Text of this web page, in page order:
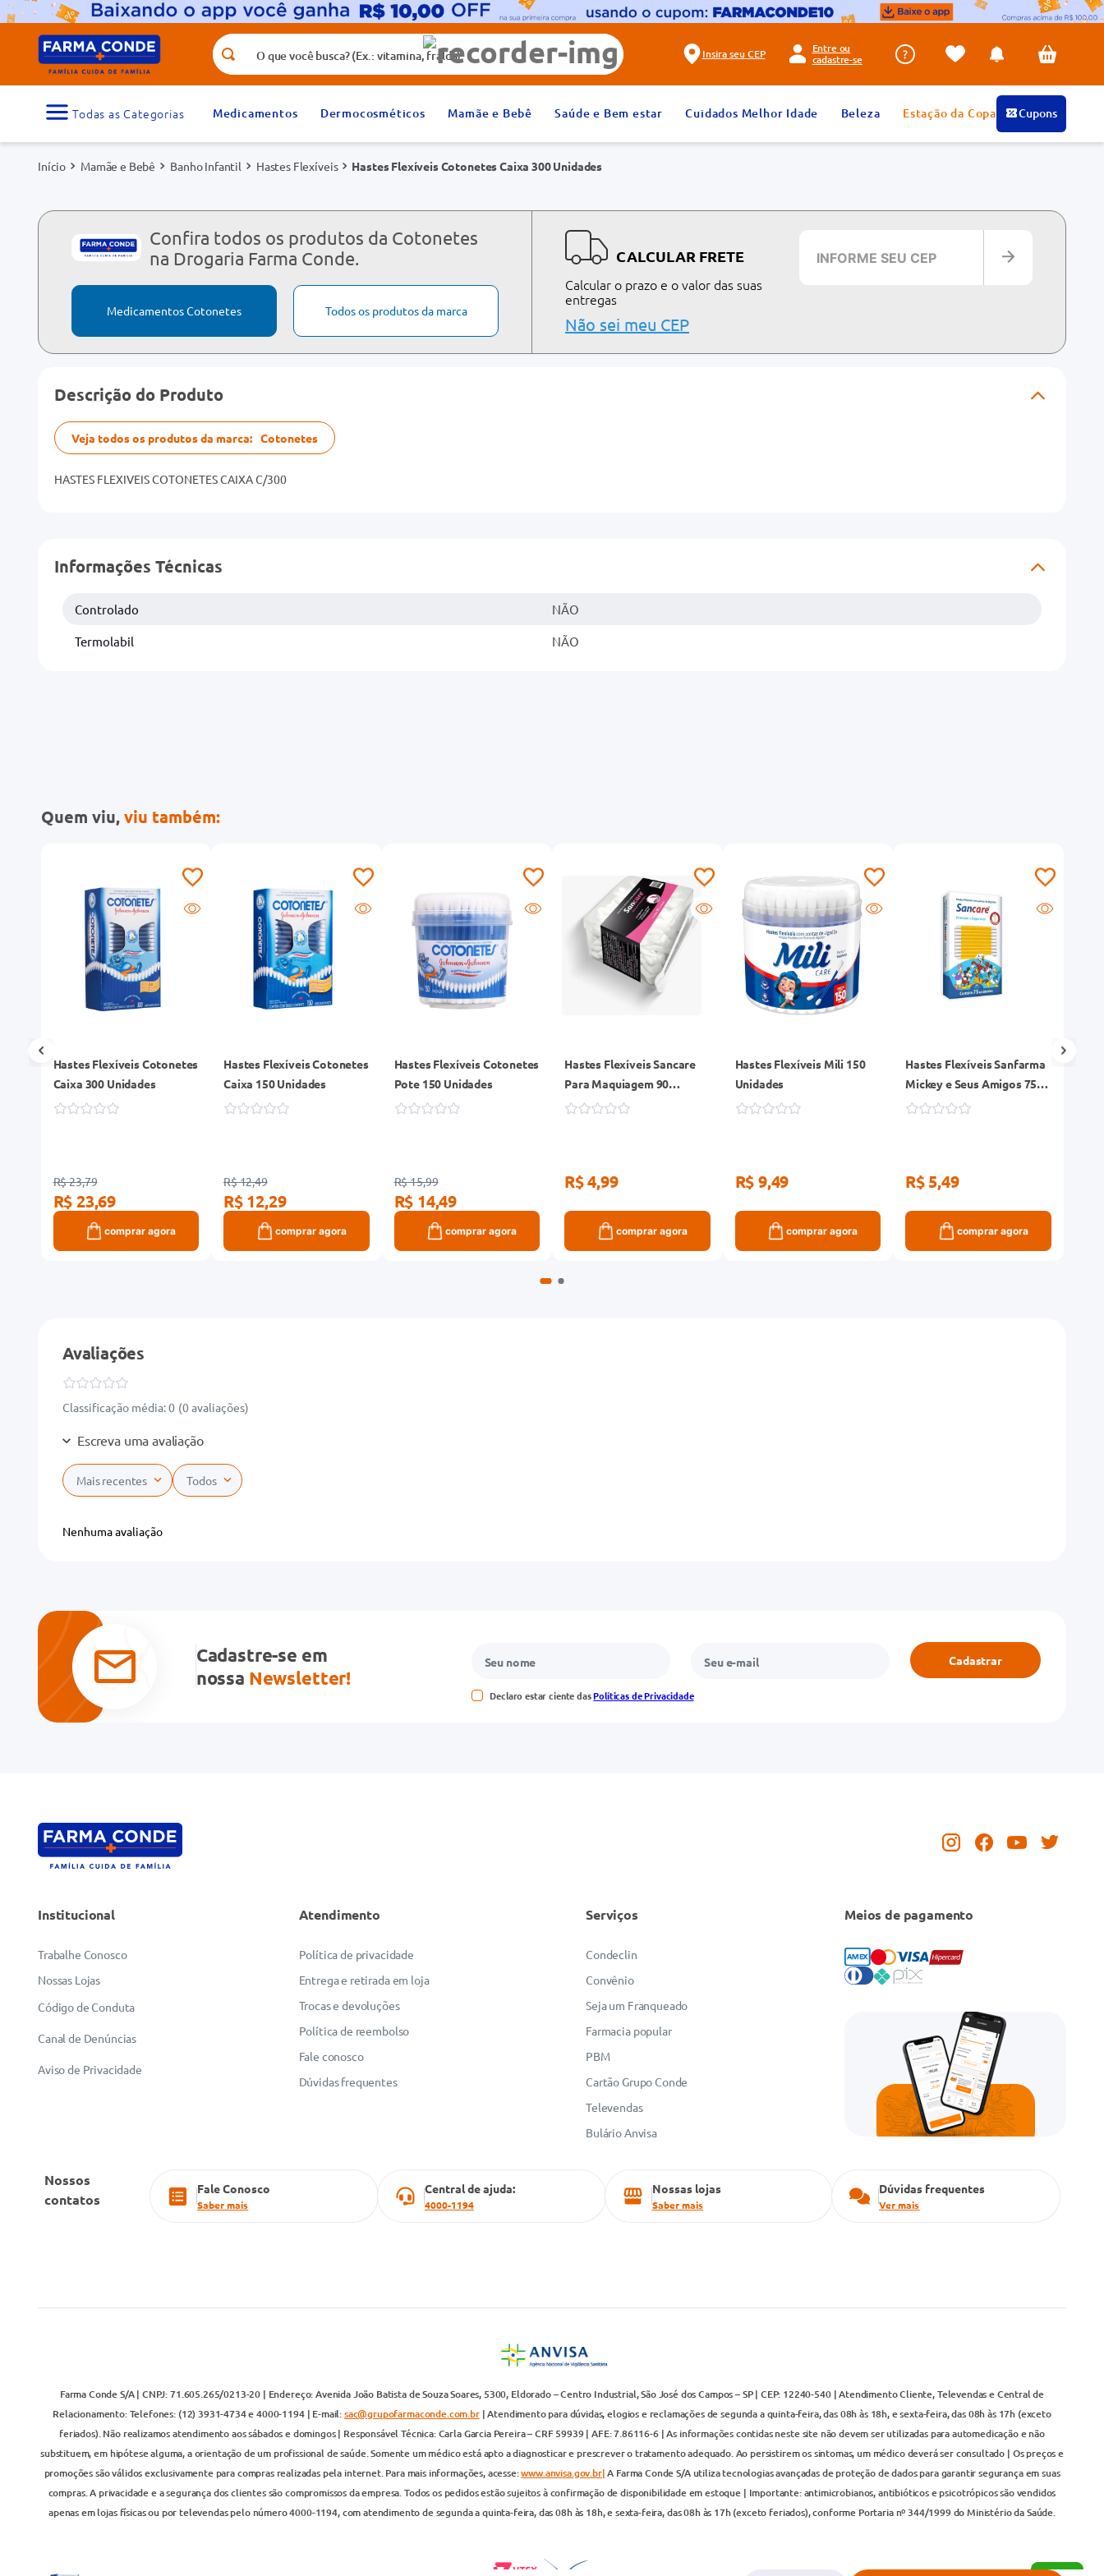
O que você busca? (Ex.: vitamina, fralda)
Insira seu CEP
Entre ou
cadastre-se
Medicamentos Dermocosméticos Mamãe e Bebê Saúde e Bem estar Cuidados Melhor Idade Beleza Estação da Copa Cupons
Mamãe e Bebê Banho Infantil Hastes Flexíveis Hastes Flexíveis Cotonetes Caixa 300 Unidades
Confira todos os produtos da Cotonetes
na Drogaria Farma Conde.
Medicamentos Cotonetes Todos os produtos da marca
CALCULAR FRETE
Calcular o prazo e o valor das suas
entregas
Não sei meu CEP
Descrição do Produto
Veja todos os produtos da marca: Cotonetes
HASTES FLEXIVEIS COTONETES CAIXA C/300
Informações Técnicas
Controlado NÃO
Termolabil NÃO
Quem viu,viu também:
Hastes Flexíveis Cotonetes
Caixa 300 Unidades
R$ 23,79
R$ 23,69
comprar agora
Hastes Flexíveis Cotonetes
Caixa 150 Unidades
R$ 12,49
R$ 12,29
comprar agora
Hastes Flexíveis Cotonetes
Pote 150 Unidades
R$ 15,99
R$ 14,49
comprar agora
Hastes Flexíveis Sancare
Para Maquiagem 90
Unidades
R$ 4,99
comprar agora
Hastes Flexíveis Mili 150
Unidades
R$ 9,49
comprar agora
Hastes Flexíveis Sanfarma
Mickey e Seus Amigos 75
Unidades
R$ 5,49
comprar agora
Avaliações
Classificação média: 0 (0 avaliações)
Escreva uma avaliação
Adicionar avaliação
Avalie o produto de 1 a 5 estrelas
★★★
Seu nome
Mais recentes Todos
Nenhuma avaliação
Cadastre-se em
nossa Newsletter!
Declaro estar ciente dasPolíticas de Privacidade
Cadastrar
Institucional
Trabalhe Conosco
Nossas Lojas
Código de Conduta
Canal de Denúncias
Aviso de Privacidade
Atendimento
Política de privacidade
Entrega e retirada em loja
Trocas e devoluções
Política de reembolso
Fale conosco
Dúvidas frequentes
Serviços
Condeclin
Convênio
Seja um Franqueado
Farmacia popular
PBM
Cartão Grupo Conde
Televendas
Bulário Anvisa
Meios de pagamento
Nossos
contatos
Fale Conosco
Saber mais
Central de ajuda:
4000-1194
Nossas lojas
Saber mais
Dúvidas frequentes
Ver mais
Farma Conde S/A | CNPJ: 71.605.265/0213-20 | Endereço: Avenida João Batista de Souza Soares, 5300, Eldorado – Centro Industrial, São José dos Campos – SP | CEP: 12240-540 | Atendimento Cliente, Televendas e Central de
Relacionamento: Telefones: (12) 3931-4734 e 4000-1194 | E-mail:sac@grupofarmaconde.com.br| Atendimento para dúvidas, elogios e reclamações de segunda a quinta-feira, das 08h às 18h, e sexta-feira, das 08h às 17h (exceto
feriados). Não realizamos atendimento aos sábados e domingos | Responsável Técnica: Carla Garcia Pereira – CRF 59939 | AFE: 7.86116-6 | As informações contidas neste site não devem ser utilizadas para automedicação e não
substituem, em hipótese alguma, a orientação de um profissional de saúde. Somente um médico está apto a diagnosticar e prescrever o tratamento adequado. Ao persistirem os sintomas, um médico deverá ser consultado | Os preços e
promoções são válidos exclusivamente para compras realizadas pela internet. Para mais informações, acesse:www.anvisa.gov.br|A Farma Conde S/A utiliza tecnologias avançadas de proteção de dados para garantir segurança em suas
compras. A privacidade e a segurança dos clientes são compromissos da empresa. Todos os pedidos estão sujeitos à confirmação de disponibilidade em estoque | Importante: antimicrobianos, antibióticos e psicotrópicos são vendidos
apenas em lojas físicas ou por televendas pelo número 4000-1194, com atendimento de segunda a quinta-feira, das 08h às 18h, e sexta-feira, das 08h às 17h (exceto feriados), conforme Portaria nº 344/1999 do Ministério da Saúde.
Termos mais buscados
1
medicamento 2º
fralda
5º dipirona 6º
absorvente